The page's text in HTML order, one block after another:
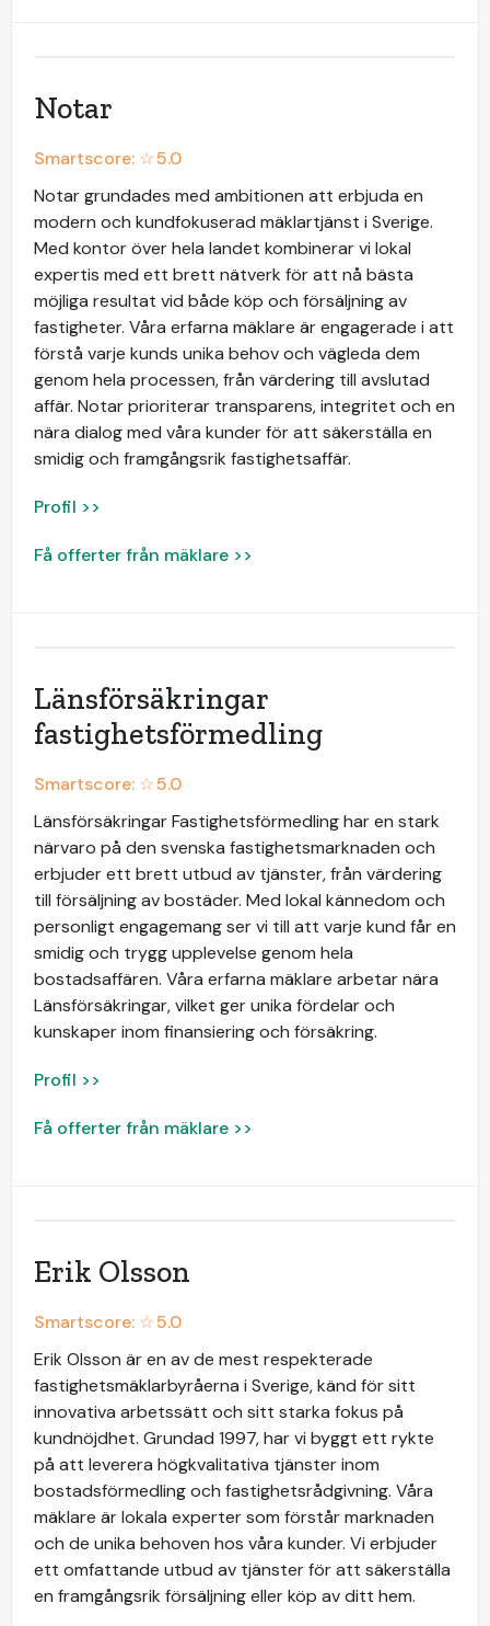
Notar
Smartscore: ☆5.0
Notar grundades med ambitionen att erbjuda en
modern och kundfokuserad mäklartjänst i Sverige.
Med kontor över hela landet kombinerar vi lokal
expertis med ett brett nätverk för att nå bästa
möjliga resultat vid både köp och försäljning av
fastigheter. Våra erfarna mäklare är engagerade i att
förstå varje kunds unika behov och vägleda dem
genom hela processen, från värdering till avslutad
affär. Notar prioriterar transparens, integritet och en
nära dialog med våra kunder för att säkerställa en
smidig och framgångsrik fastighetsaffär.
Profil >>
Få offerter från mäklare >>
Länsförsäkringar
fastighetsförmedling
Smartscore: ☆5.0
Länsförsäkringar Fastighetsförmedling har en stark
närvaro på den svenska fastighetsmarknaden och
erbjuder ett brett utbud av tjänster, från värdering
till försäljning av bostäder. Med lokal kännedom och
personligt engagemang ser vi till att varje kund får en
smidig och trygg upplevelse genom hela
bostadsaffären. Våra erfarna mäklare arbetar nära
Länsförsäkringar, vilket ger unika fördelar och
kunskaper inom finansiering och försäkring.
Profil >>
Få offerter från mäklare >>
Erik Olsson
Smartscore: ☆5.0
Erik Olsson är en av de mest respekterade
fastighetsmäklarbyråerna i Sverige, känd för sitt
innovativa arbetssätt och sitt starka fokus på
kundnöjdhet. Grundad 1997, har vi byggt ett rykte
på att leverera högkvalitativa tjänster inom
bostadsförmedling och fastighetsrådgivning. Våra
mäklare är lokala experter som förstår marknaden
och de unika behoven hos våra kunder. Vi erbjuder
ett omfattande utbud av tjänster för att säkerställa
en framgångsrik försäljning eller köp av ditt hem.